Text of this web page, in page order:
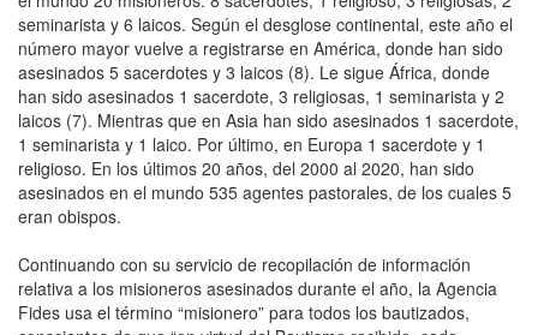
seminarista y 6 laicos. Según el desglose continental, este año el
número mayor vuelve a registrarse en América, donde han sido
asesinados 5 sacerdotes y 3 laicos (8). Le sigue África, donde
han sido asesinados 1 sacerdote, 3 religiosas, 1 seminarista y 2
laicos (7). Mientras que en Asia han sido asesinados 1 sacerdote,
1 seminarista y 1 laico. Por último, en Europa 1 sacerdote y 1
religioso. En los últimos 20 años, del 2000 al 2020, han sido
asesinados en el mundo 535 agentes pastorales, de los cuales 5
eran obispos.
Continuando con su servicio de recopilación de información
relativa a los misioneros asesinados durante el año, la Agencia
Fides usa el término “misionero” para todos los bautizados,